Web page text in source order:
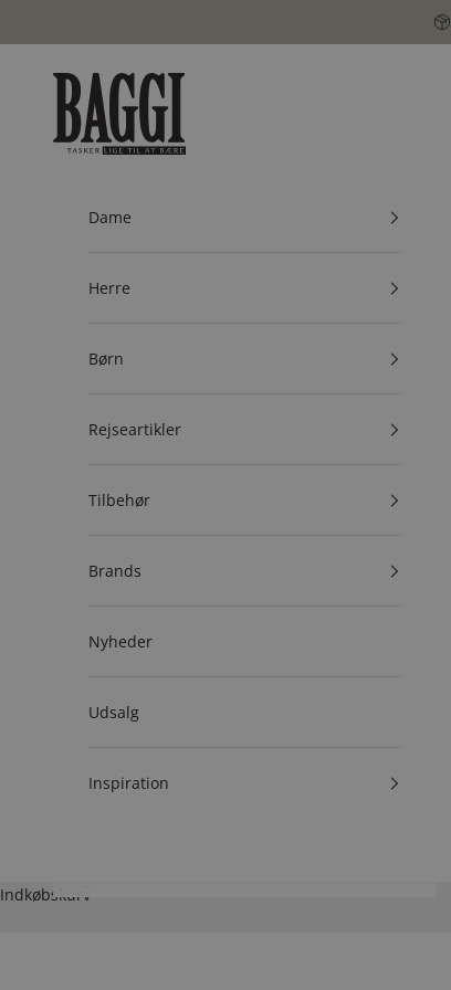
BAGGI
Dame
Herre
Børn
Rejseartikler
Tilbehør
Brands
Nyheder
Udsalg
Inspiration
Indkøbskurv